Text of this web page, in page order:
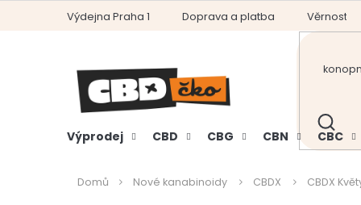
Výdejna Praha 1 Doprava a platba Věrnostní
HLEDAT
Výprodej CBD CBG CBN CBC
Domů Nové kanabinoidy CBDX CBDX